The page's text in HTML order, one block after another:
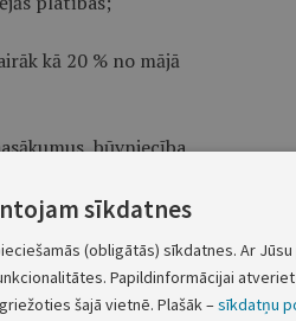
kā 20 % no mājā
būvniecība
gadam ieskaitot;
informāciju vai tīši
labiekārtošanas
tiesiskumu.
sīkdatnes
(obligātās) sīkdatnes. Ar
Papildinformācijai
šajā vietnē. Plašāk –sīkdatņu